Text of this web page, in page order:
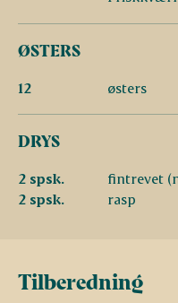
ØSTERS
12 østers
DRYS
2 spsk.
fintrevet
2 spsk.
rasp
Tilberedning